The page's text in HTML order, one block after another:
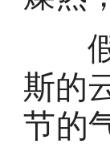
假
斯的
节的